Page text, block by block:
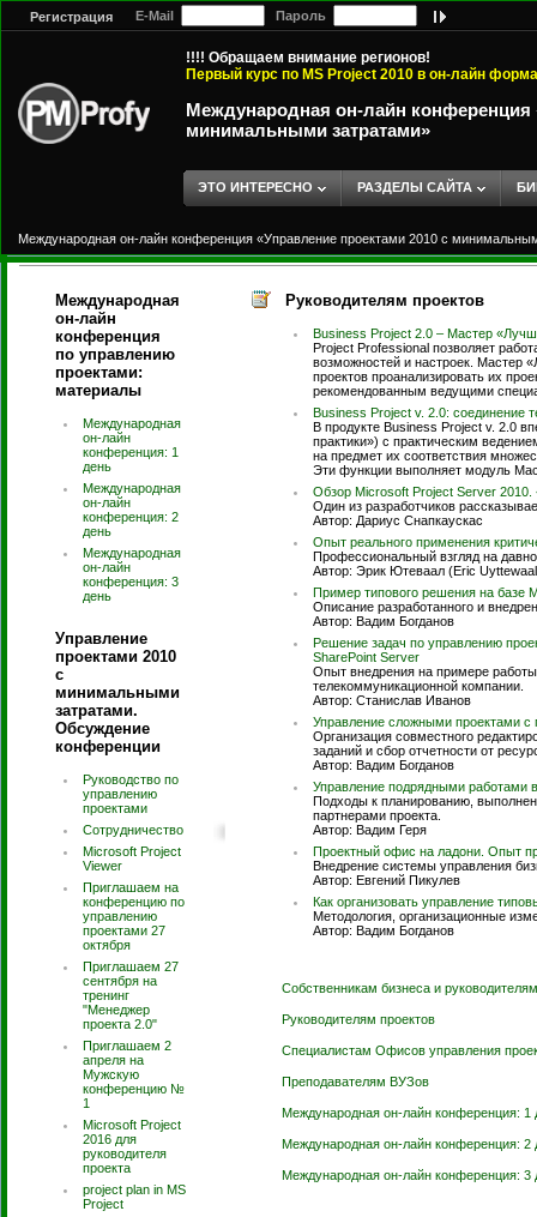
Регистрация E-Mail Пароль
!!!! Обращаем внимание регионов!
Первый курс по MS Project 2010 в он-лайн
Международная он-лайн конференция
минимальными затратами»
ЭТО ИНТЕРЕСНО РАЗДЕЛЫ САЙТА
Международная он-лайн конференция «Управление проектами 2010 с
Международная
он-лайн
конференция
по управлению
проектами:
материалы
Международная
он-лайн
конференция: 1
день
Международная
он-лайн
конференция: 2
день
Международная
он-лайн
конференция: 3
день
Управление
проектами 2010
с
минимальными
затратами.
Обсуждение
конференции
Руководство по
управлению
проектами
Сотрудничество
Microsoft Project
Viewer
Приглашаем на
конференцию по
управлению
проектами 27
октября
Приглашаем 27
сентября на
тренинг
"Менеджер
проекта 2.0"
Приглашаем 2
апреля на
Мужскую
конференцию №
1
Microsoft Project
2016 для
руководителя
проекта
project plan in MS
Project
Руководителям проектов
Business Project 2.0 – Мастер
Project Professional позволяет
возможностей и настроек. Мастер
проектов проанализировать их
рекомендованным ведущими
Business Project v. 2.0: соединение
В продукте Business Project v. 2.0
практики») с практическим
на предмет их соответствия
Эти функции выполняет модуль
Обзор Microsoft Project Server
Один из разработчиков
Автор: Дариyс Снапкаyскас
Опыт реального применения
Профессиональный взгляд на
Автор: Эрик Ютеваал (Eric
Пример типового решения на базе
Описание разработанного и
Автор: Вадим Богданов
Решение задач по управлению
SharePoint Server
Опыт внедрения на примере
телекоммуникационной компании.
Автор: Станислав Иванов
Управление сложными проектами
Организация совместного
заданий и сбор отчетности от
Автор: Вадим Богданов
Управление подрядными работами
Подходы к планированию,
партнерами проекта.
Автор: Вадим Геря
Проектный офис на ладони. Опыт
Внедрение системы управления
Автор: Евгений Пикулев
Как организовать управление
Методология, организационные
Автор: Вадим Богданов
Собственникам бизнеса и
Руководителям проектов
Специалистам Офисов управления
Преподавателям ВУЗов
Международная он-лайн конференция: 1
Международная он-лайн конференция: 2
Международная он-лайн конференция: 3